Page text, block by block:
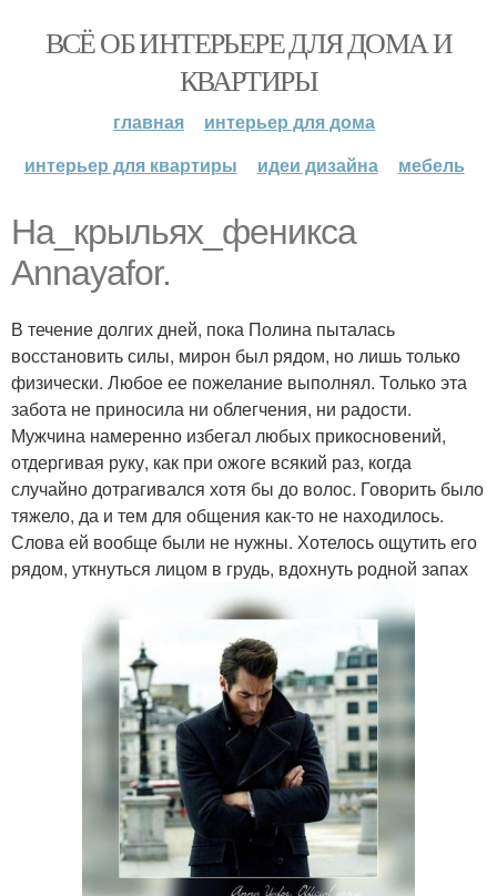
ВСЁ ОБ ИНТЕРЬЕРЕ ДЛЯ ДОМА И
КВАРТИРЫ
главная
интерьер для дома
интерьер для квартиры
идеи дизайна мебель
На_крыльях_феникса
Annayafor.
В течение долгих дней, пока Полина пыталась
восстановить силы, мирон был рядом, но лишь только
физически. Любое ее пожелание выполнял. Только эта
забота не приносила ни облегчения, ни радости.
Мужчина намеренно избегал любых прикосновений,
отдергивая руку, как при ожоге всякий раз, когда
случайно дотрагивался хотя бы до волос. Говорить было
тяжело, да и тем для общения как-то не находилось.
Слова ей вообще были не нужны. Хотелось ощутить его
рядом, уткнуться лицом в грудь, вдохнуть родной запах